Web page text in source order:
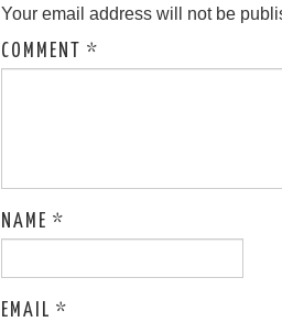
Your email address will not be
COMMENT *
NAME *
EMAIL *